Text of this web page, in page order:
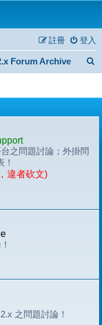
登入
註冊
Forum Archive
之問題討論；外掛問
違者砍文)
之問題討論！